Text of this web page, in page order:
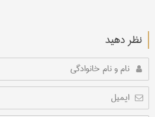
نظر دهید